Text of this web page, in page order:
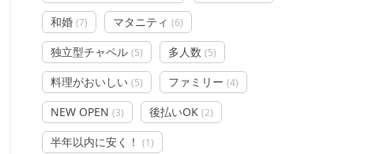
和婚 (7) マタニティ (6)
独立型チャペル (5) 多人数 (5)
料理がおいしい (5) ファミリー (4)
NEW OPEN (3) 後払いOK (2)
半年以内に安く！ (1)